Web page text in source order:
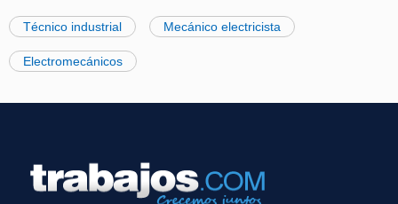
Técnico industrial Mecánico electricista
Electromecánicos